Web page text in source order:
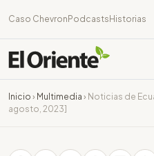
Caso Chevron Podcasts Historias
Inicio › Multimedia › Noticias de
agosto, 2023]